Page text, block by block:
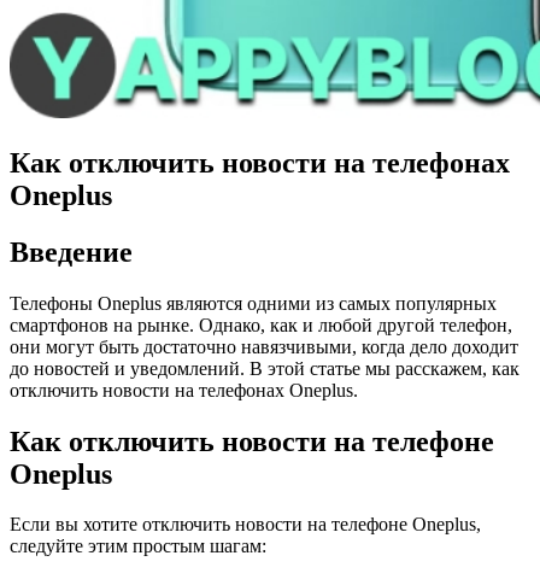
Как отключить новости на телефонах
Oneplus
Введение
Телефоны Oneplus являются одними из самых популярных
смартфонов на рынке. Однако, как и любой другой телефон,
они могут быть достаточно навязчивыми, когда дело доходит
до новостей и уведомлений. В этой статье мы расскажем, как
отключить новости на телефонах Oneplus.
Как отключить новости на телефоне
Oneplus
Если вы хотите отключить новости на телефоне Oneplus,
следуйте этим простым шагам: